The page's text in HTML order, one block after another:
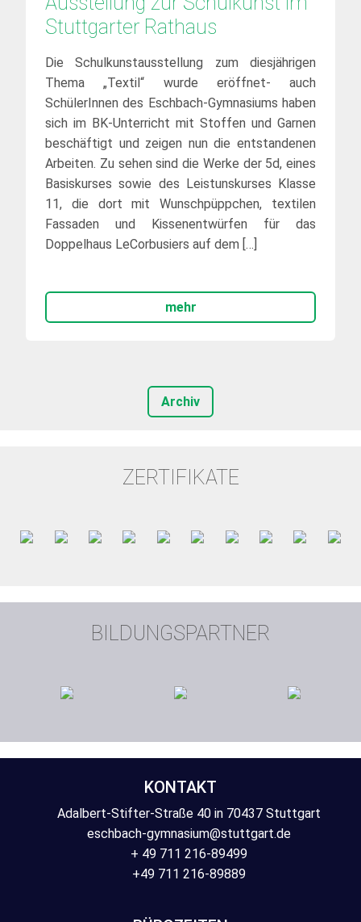
Stuttgarter Rathaus
Die Schulkunstausstellung zum diesjährigen
Thema „Textil“ wurde eröffnet- auch
SchülerInnen des Eschbach-Gymnasiums haben
sich im BK-Unterricht mit Stoffen und Garnen
beschäftigt und zeigen nun die entstandenen
Arbeiten. Zu sehen sind die Werke der 5d, eines
Basiskurses sowie des Leistunskurses Klasse
11, die dort mit Wunschpüppchen, textilen
Fassaden und Kissenentwürfen für das
Doppelhaus LeCorbusiers auf dem […]
mehr
Archiv
ZERTIFIKATE
BILDUNGSPARTNER
KONTAKT
Adalbert-Stifter-Straße 40 in 70437 Stuttgart
eschbach-gymnasium@stuttgart.de
+ 49 711 216-89499
+49 711 216-89889